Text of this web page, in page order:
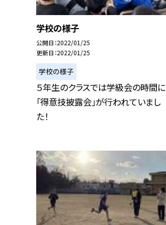
学校の様子
公開日 2022/01/25
更新日 2022/01/25
学校の様子
５年生のクラスでは学級会の時間に
「得意技披露会」が行われていまし
た！